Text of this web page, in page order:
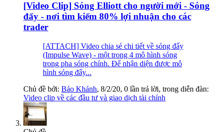
[Video Clip] Sóng Elliott cho người mới - Sóng
đẩy - nơi tìm kiếm 80% lợi nhuận cho các
trader
[ATTACH] Video chia sẻ chi tiết về sóng đẩy
(Impulse Wave) - một trong 4 mô hình sóng
trong pha sóng chính. Để nhận diện được mô
hình sóng đẩy...
Chủ đề bởi: Bảo Khánh, 8/2/20, 0 lần trả lời, trong diễn đàn:
Video clip về các đầu tư và giao dịch tài chính